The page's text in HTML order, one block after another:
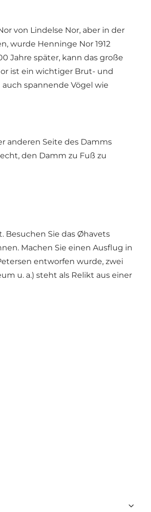
von Lindelse Nor, aber in der
wurde Henninge Nor 1912
Jahre später, kann das große
ist ein wichtiger Brut- und
spannende Vögel wie
anderen Seite des Damms
den Damm zu Fuß zu
Besuchen Sie das Øhavets
Machen Sie einen Ausflug in
entworfen wurde, zwei
u. a.) steht als Relikt aus einer